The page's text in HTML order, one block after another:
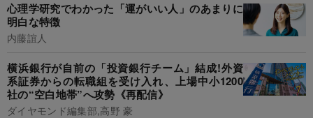
心理学研究でわかった「運がいい人」のあまりに
明白な特徴
内藤誼人
横浜銀行が自前の「投資銀行チーム」結成!外資
系証券からの転職組を受け入れ、上場中小1200
社の“空白地帯”へ攻勢《再配信》
ダイヤモンド編集部,高野 豪